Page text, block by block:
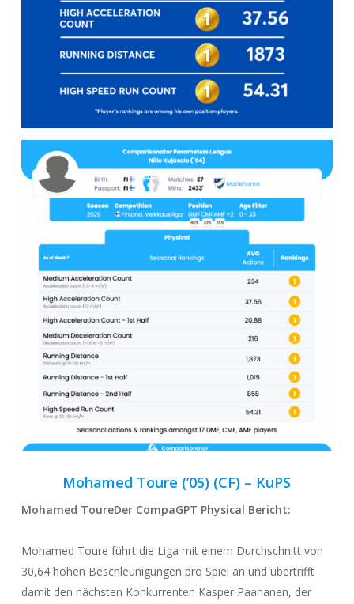
Mohamed Toure (’05) (CF) – KuPS
Mohamed ToureDer CompaGPT Physical Bericht:
Mohamed Toure führt die Liga mit einem Durchschnitt von
30,64 hohen Beschleunigungen pro Spiel an und übertrifft
damit den nächsten Konkurrenten Kasper Paananen, der